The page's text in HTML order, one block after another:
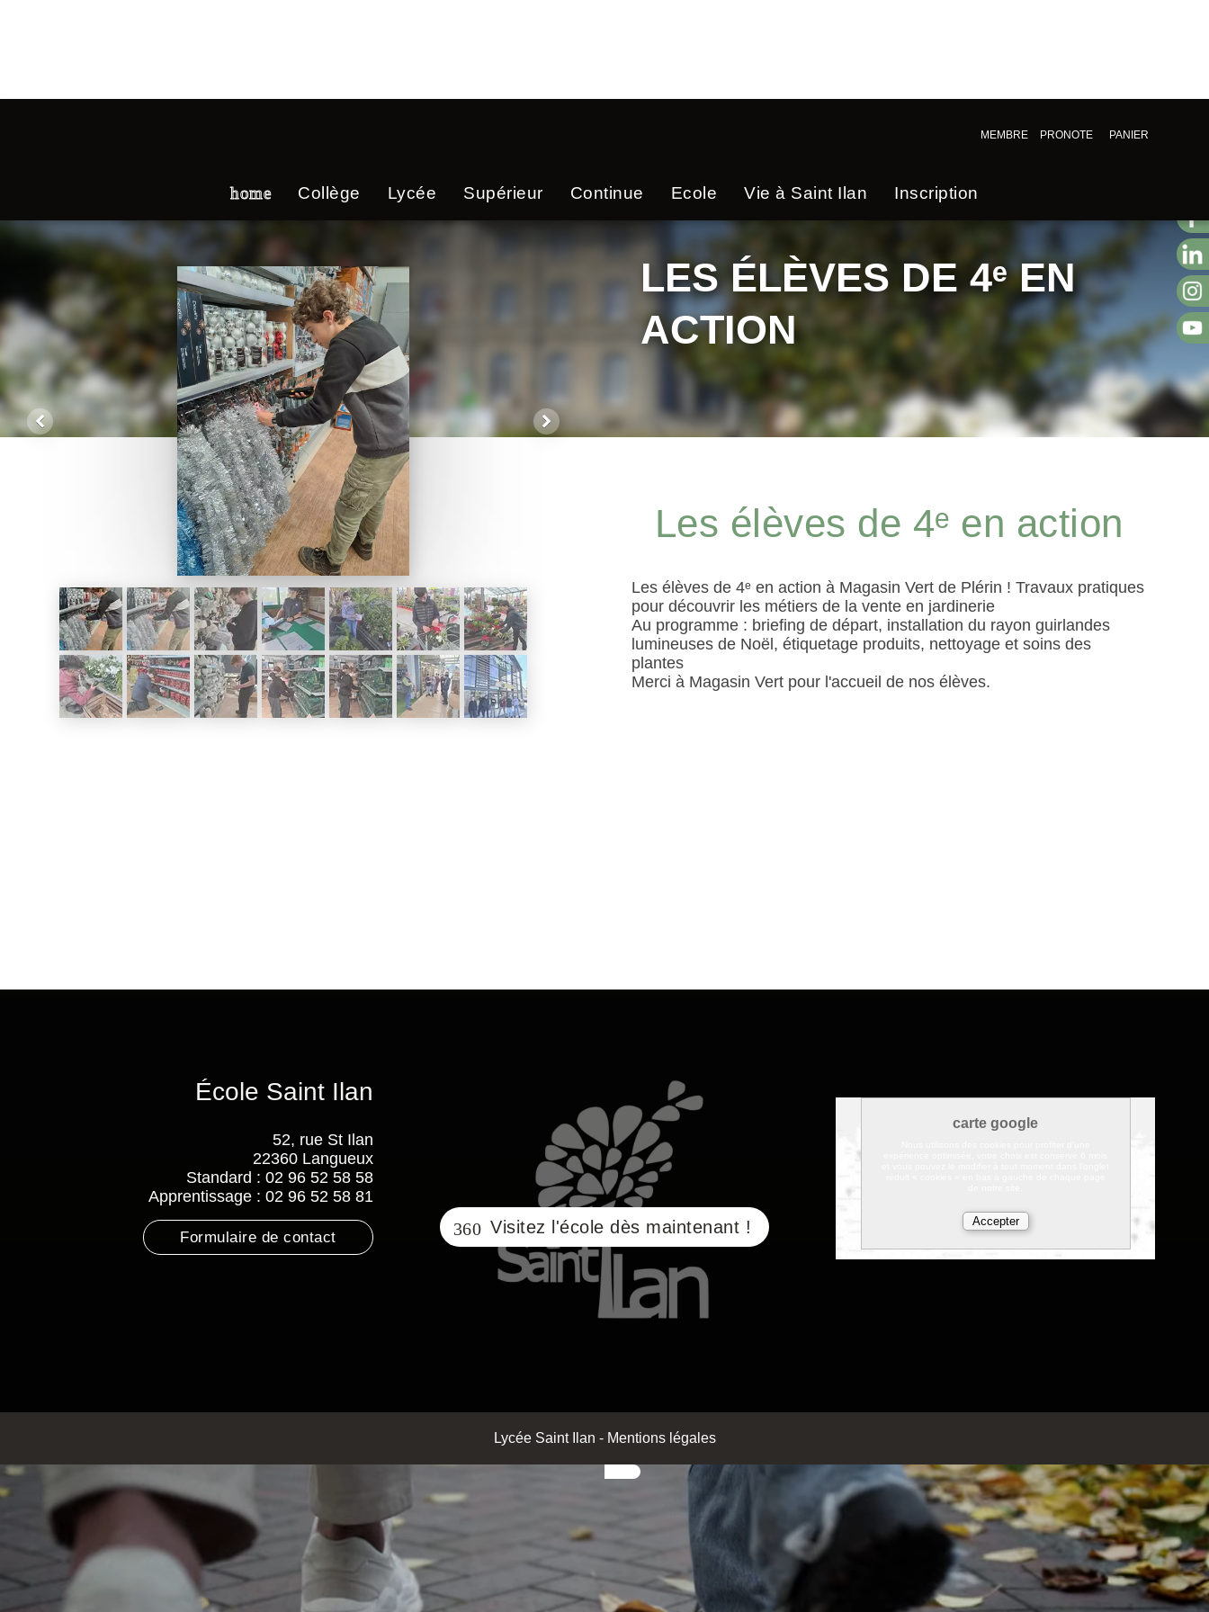
MEMBRE PRONOTE PANIER
home Collège Lycée Supérieur Continue Ecole Vie à Saint Ilan Inscription
LES ÉLÈVES DE 4ᵉ EN
ACTION
Les élèves de 4ᵉ en action
Les élèves de 4ᵉ en action à Magasin Vert de Plérin ! Travaux pratiques
pour découvrir les métiers de la vente en jardinerie
Au programme : briefing de départ, installation du rayon guirlandes
lumineuses de Noël, étiquetage produits, nettoyage et soins des
plantes
Merci à Magasin Vert pour l'accueil de nos élèves.
École Saint Ilan
52, rue St Ilan
22360 Langueux
Standard : 02 96 52 58 58
Apprentissage : 02 96 52 58 81
Formulaire de contact
carte google
Visitez l'école dès maintenant !
Lycée Saint Ilan - Mentions légales